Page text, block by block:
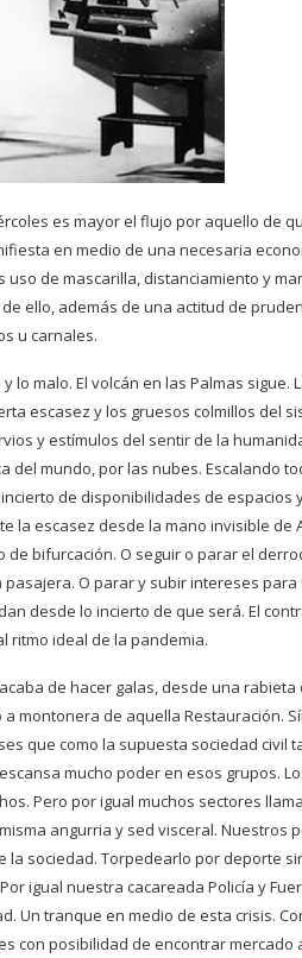
es mayor el flujo por aquello de
en medio de una necesaria
de mascarilla, distanciamiento y
ello, además de una actitud de
u carnales.
malo. El volcán en las Palmas sigue.
escasez y los gruesos colmillos del
y estímulos del sentir de la
del mundo, por las nubes. Escalando
de disponibilidades de espacios
la escasez desde la mano invisible de
bifurcación. O seguir o parar el
O parar y subir intereses
desde lo incierto de que será. El
ritmo ideal de la pandemia.
de hacer galas, desde una rabieta
montonera de aquella Restauración.
que como la supuesta sociedad civil
mucho poder en esos grupos.
Pero por igual muchos sectores
angurria y sed visceral. Nuestros
sociedad. Torpedearlo por deporte
igual nuestra cacareada Policía y
Un tranque en medio de esta crisis.
con posibilidad de encontrar mercado